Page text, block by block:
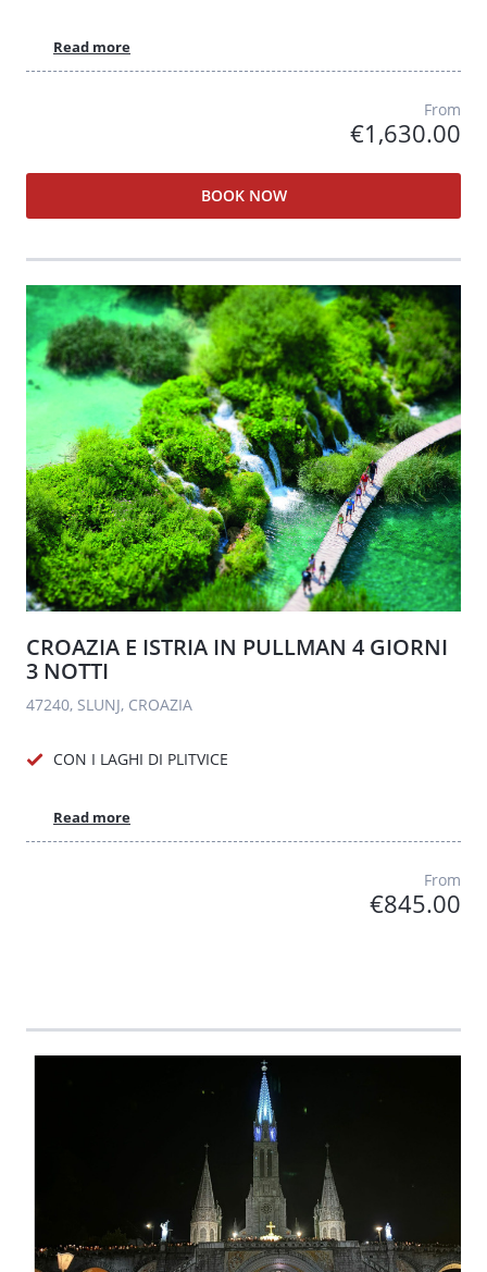
Read more
From
€1,630.00
BOOK NOW
CROAZIA E ISTRIA IN PULLMAN 4 GIORNI
3 NOTTI
47240, SLUNJ, CROAZIA
CON I LAGHI DI PLITVICE
Read more
From
€845.00